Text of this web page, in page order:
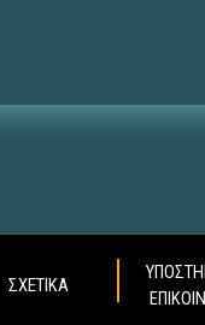
ΣΧΕΤΙΚΑ